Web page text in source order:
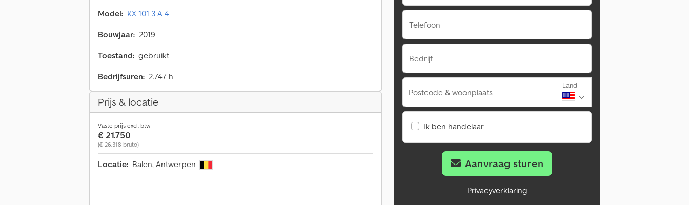
Model: KX 101-3 A 4
Bouwjaar: 2019
Toestand: gebruikt
Bedrijfsuren: 2.747 h
Prijs & locatie
Vaste prijs excl. btw
€ 21.750
(€ 26.318 bruto)
Locatie: Balen, Antwerpen
Telefoon
Bedrijf
Postcode & woonplaats
Land
Ik ben handelaar
Aanvraag sturen
Privacyverklaring